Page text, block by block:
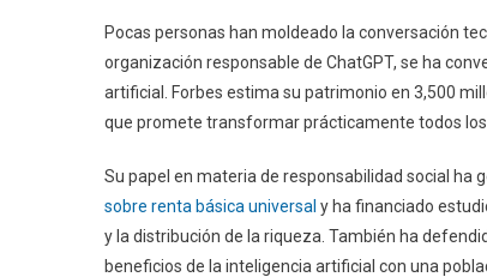
Pocas personas han moldeado la conversación
organización responsable de ChatGPT, se ha
artificial. Forbes estima su patrimonio en 3,500
que promete transformar prácticamente todos
Su papel en materia de responsabilidad social ha
sobre renta básica universal y ha financiado
y la distribución de la riqueza. También ha
beneficios de la inteligencia artificial con una